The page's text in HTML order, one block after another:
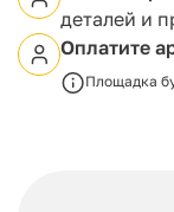
деталей и
Оплатите
Площадка